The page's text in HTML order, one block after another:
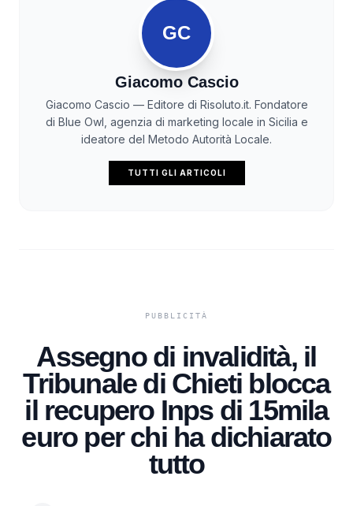
GC
Giacomo Cascio
Giacomo Cascio — Editore di Risoluto.it. Fondatore
di Blue Owl, agenzia di marketing locale in Sicilia e
ideatore del Metodo Autorità Locale.
TUTTI GLI ARTICOLI
Assegno di invalidità, il
Tribunale di Chieti blocca
il recupero Inps di 15mila
euro per chi ha dichiarato
tutto